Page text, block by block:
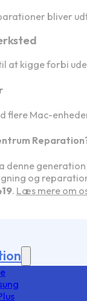
bliver
at kigge forbi
flere Mac-
denne
og
. Læs mere om